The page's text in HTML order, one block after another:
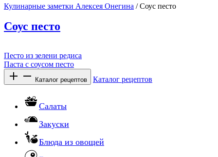
Кулинарные заметки Алексея Онегина / Соус песто
Соус песто
Песто из зелени редиса
Паста с соусом песто
Каталог рецептов Каталог рецептов
Салаты
Закуски
Блюда из овощей